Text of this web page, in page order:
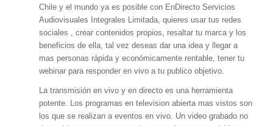
Chile y el mundo ya es posible con EnDirecto Servicios
Audiovisuales Integrales Limitada, quieres usar tus redes
sociales , crear contenidos propios, resaltar tu marca y los
beneficios de ella, tal vez deseas dar una idea y llegar a
mas personas rápida y económicamente rentable, tener tu
webinar para responder en vivo a tu publico objetivo.
La transmisión en vivo y en directo es una herramienta
potente. Los programas en television abierta mas vistos son
los que se realizan a eventos en vivo. Un video grabado no